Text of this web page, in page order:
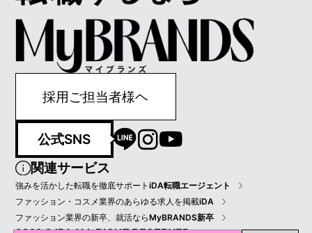
採用ご担当者様ヘ
公式SNS
関連サービス
強みを活かした転職を徹底サポートiDA転職エージェント
ファッション・コスメ業界のあらゆる求人を掲載iDA
ファッション業界の新卒、就活ならMyBRANDS新卒